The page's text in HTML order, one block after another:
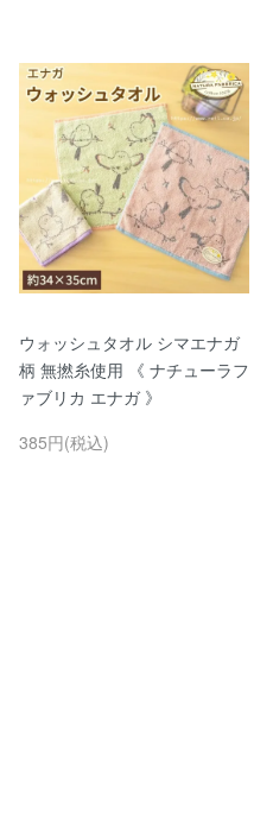
ウォッシュタオル シマエナガ
柄 無撚糸使用 《 ナチューラフ
ァブリカ エナガ 》
385円(税込)